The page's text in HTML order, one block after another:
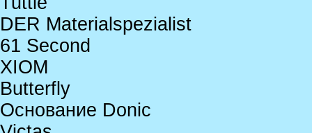
DER Materialspezialist
61 Second
XIOM
Butterfly
Основание Donic